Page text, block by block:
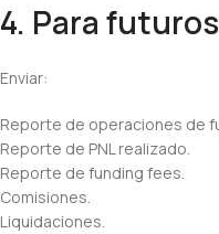
4. Para
Enviar:
Reporte de operaciones de
Reporte de PNL realizado.
Reporte de funding fees.
Comisiones.
Liquidaciones.